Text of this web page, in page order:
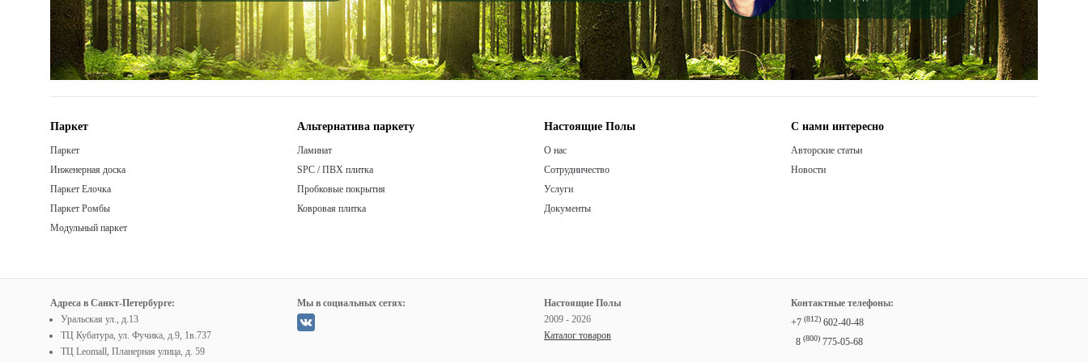
Паркет
Паркет
Инженерная доска
Паркет Елочка
Паркет Ромбы
Модульный паркет
Альтернатива паркету
Ламинат
SPC / ПВХ плитка
Пробковые покрытия
Ковровая плитка
Настоящие Полы
О нас
Сотрудничество
Услуги
Документы
С нами интересно
Авторские статьи
Новости
Адреса в Санкт-Петербурге:
Уральская ул., д.13
ТЦ Кубатура, ул. Фучика, д.9, 1в.737
ТЦ Leomall, Планерная улица, д. 59
Мы в социальных сетях:
Настоящие Полы
2009 - 2026
Каталог товаров
Контактные телефоны:
+7 (812) 602-40-48
8 (800) 775-05-68